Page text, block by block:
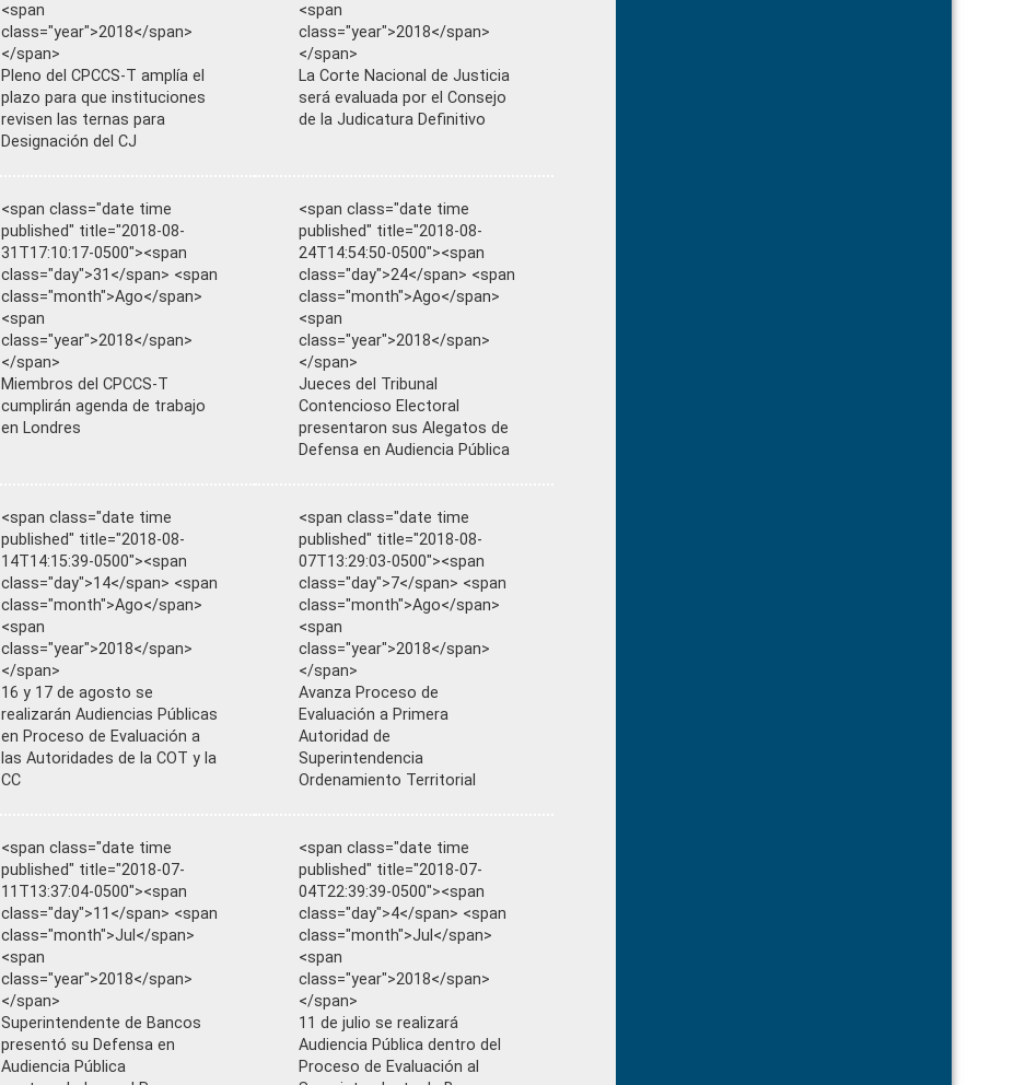
<span
class="year">2018</span>
</span>
Pleno del CPCCS-T amplía el
plazo para que instituciones
revisen las ternas para
Designación del CJ
<span
class="year">2018</span>
</span>
La Corte Nacional de Justicia
será evaluada por el Consejo
de la Judicatura Definitivo
<span class="date time
published" title="2018-08-
31T17:10:17-0500"><span
class="day">31</span> <span
class="month">Ago</span>
<span
class="year">2018</span>
</span>
Miembros del CPCCS-T
cumplirán agenda de trabajo
en Londres
<span class="date time
published" title="2018-08-
24T14:54:50-0500"><span
class="day">24</span> <span
class="month">Ago</span>
<span
class="year">2018</span>
</span>
Jueces del Tribunal
Contencioso Electoral
presentaron sus Alegatos de
Defensa en Audiencia Pública
<span class="date time
published" title="2018-08-
14T14:15:39-0500"><span
class="day">14</span> <span
class="month">Ago</span>
<span
class="year">2018</span>
</span>
16 y 17 de agosto se
realizarán Audiencias Públicas
en Proceso de Evaluación a
las Autoridades de la COT y la
CC
<span class="date time
published" title="2018-08-
07T13:29:03-0500"><span
class="day">7</span> <span
class="month">Ago</span>
<span
class="year">2018</span>
</span>
Avanza Proceso de
Evaluación a Primera
Autoridad de
Superintendencia
Ordenamiento Territorial
<span class="date time
published" title="2018-07-
11T13:37:04-0500"><span
class="day">11</span> <span
class="month">Jul</span>
<span
class="year">2018</span>
</span>
Superintendente de Bancos
presentó su Defensa en
Audiencia Pública
<span class="date time
published" title="2018-07-
04T22:39:39-0500"><span
class="day">4</span> <span
class="month">Jul</span>
<span
class="year">2018</span>
</span>
11 de julio se realizará
Audiencia Pública dentro del
Proceso de Evaluación al